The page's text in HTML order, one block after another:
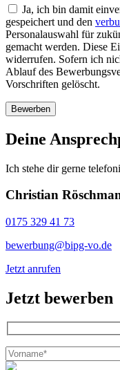
leer.Ja, ich bin damit
gespeichert und den
Personalauswahl für
gemacht werden. Diese
widerrufen. Sofern ich
Ablauf des
Vorschriften gelöscht.
Deine
Ich stehe dir gerne
Christian
0175 329 41 73
bewerbung@bipg-vo.de
Jetzt anrufen
Jetzt bewerben